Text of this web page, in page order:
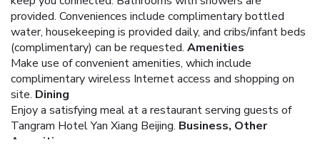
provided. Conveniences include complimentary bottled
water, housekeeping is provided daily, and cribs/infant beds
(complimentary) can be requested. Amenities
Make use of convenient amenities, which include
complimentary wireless Internet access and shopping on
site. Dining
Enjoy a satisfying meal at a restaurant serving guests of
Tangram Hotel Yan Xiang Beijing. Business, Other
Amenities